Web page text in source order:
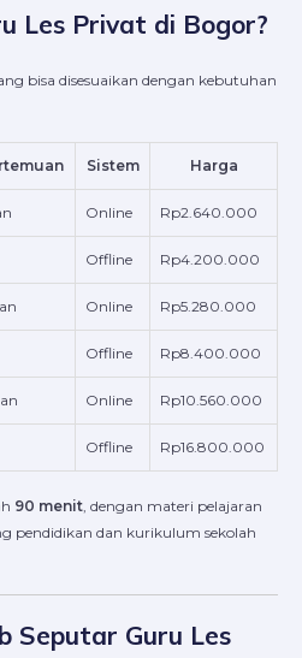
Les Privat di Bogor?
bisa disesuaikan dengan kebutuhan
Sistem Harga
Online Rp2.640.000
Offline Rp4.200.000
Online Rp5.280.000
Offline Rp8.400.000
Online Rp10.560.000
Offline Rp16.800.000
90 menit , dengan materi pelajaran
pendidikan dan kurikulum sekolah
Seputar Guru Les